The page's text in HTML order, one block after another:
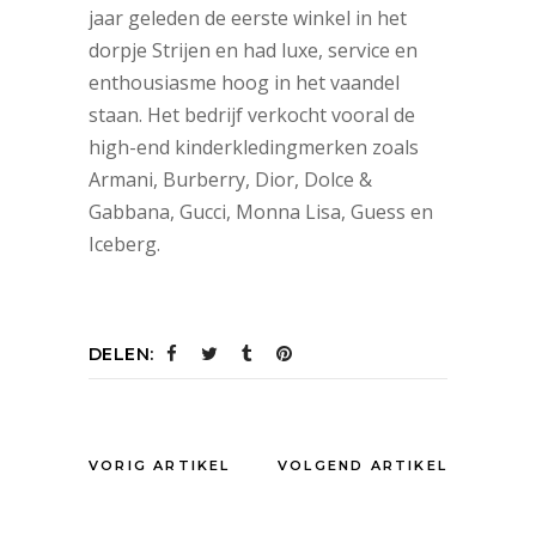
jaar geleden de eerste winkel in het
dorpje Strijen en had luxe, service en
enthousiasme hoog in het vaandel
staan. Het bedrijf verkocht vooral de
high-end kinderkledingmerken zoals
Armani, Burberry, Dior, Dolce &
Gabbana, Gucci, Monna Lisa, Guess en
Iceberg.
DELEN:
VORIG ARTIKEL VOLGEND ARTIKEL